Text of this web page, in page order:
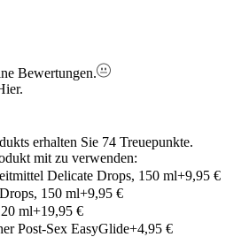
Bewertungen.
erhalten Sie 74 Treuepunkte.
mit zu verwenden:
Delicate Drops, 150 ml+9,95 €
150 ml+9,95 €
ml+19,95 €
Post-Sex EasyGlide+4,95 €